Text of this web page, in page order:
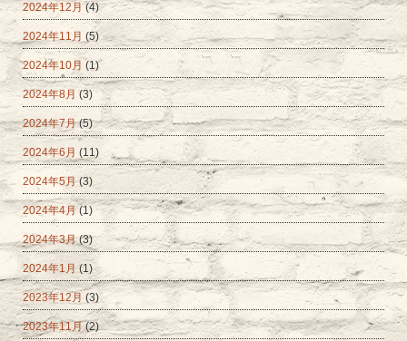
2024年12月(4)
2024年11月 (5)
2024年10月 (1)
2024年8月 (3)
2024年7月(5)
2024年6月 (11)
2024年5月(3)
2024年4月(1)
2024年3月(3)
2024年1月 (1)
2023年12月 (3)
2023年11月 (2)